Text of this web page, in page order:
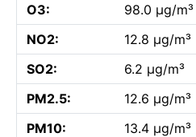
O3:
98.0 µg/m³
NO2:
12.8 µg/m³
SO2:
6.2 µg/m³
PM2.5:
12.6 µg/m³
PM10:
13.4 µg/m³